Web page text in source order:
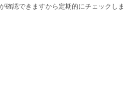
確認できますから定期的にチェックしま